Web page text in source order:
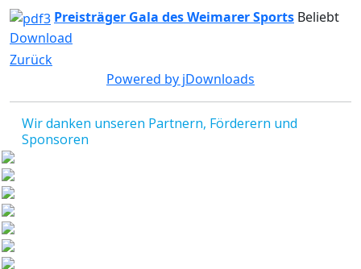
Preisträger Gala des Weimarer Sports Beliebt
Download
Zurück
Powered by jDownloads
Wir danken unseren Partnern, Förderern und
Sponsoren